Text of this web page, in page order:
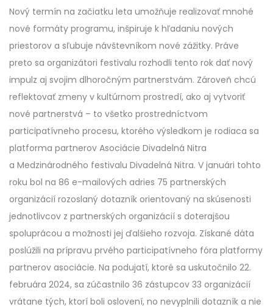
Nový termín na začiatku leta umožňuje realizovať mnohé
nové formáty programu, inšpiruje k hľadaniu nových
priestorov a sľubuje návštevníkom nové zážitky. Práve
preto sa organizátori festivalu rozhodli tento rok dať nový
impulz aj svojim dlhoročným partnerstvám. Zároveň chcú
reflektovať zmeny v kultúrnom prostredí, ako aj vytvoriť
nové partnerstvá – to všetko prostredníctvom
participatívneho procesu, ktorého výsledkom je rodiaca sa
platforma partnerov Asociácie Divadelná Nitra
a Medzinárodného festivalu Divadelná Nitra. V januári tohto
roku bol na 86 e-mailových adries 75 partnerských
organizácií rozoslaný dotazník orientovaný na skúsenosti
jednotlivcov z partnerských organizácií s doterajšou
spoluprácou a možnosti jej ďalšieho rozvoja. Získané dáta
poslúžili na prípravu prvého participatívneho fóra platformy
partnerov asociácie. Na podujatí, ktoré sa uskutočnilo 22.
februára 2024, sa zúčastnilo 36 zástupcov 33 organizácií
vrátane tých, ktorí boli oslovení, no nevyplnili dotazník a nie